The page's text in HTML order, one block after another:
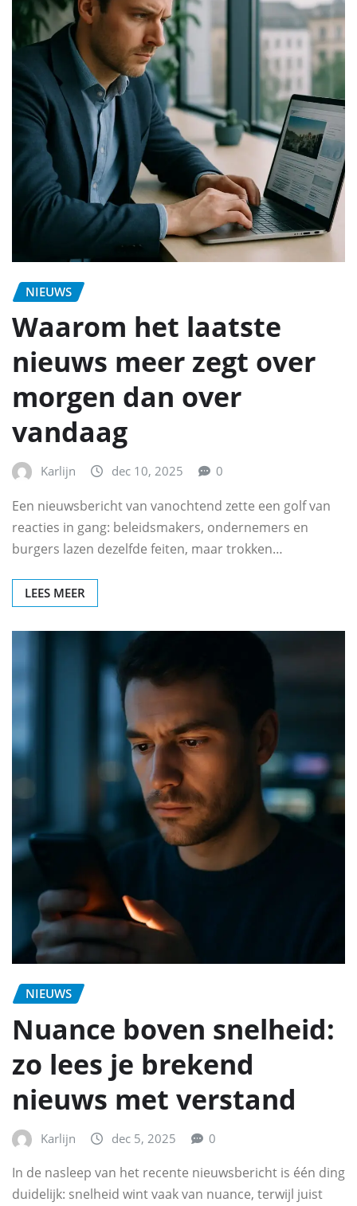
NIEUWS
Waarom het laatste
nieuws meer zegt over
morgen dan over
vandaag
Karlijn dec 10, 2025 0
Een nieuwsbericht van vanochtend zette een golf van
reacties in gang: beleidsmakers, ondernemers en
burgers lazen dezelfde feiten, maar trokken…
LEES MEER
NIEUWS
Nuance boven snelheid:
zo lees je brekend
nieuws met verstand
Karlijn dec 5, 2025 0
In de nasleep van het recente nieuwsbericht is één ding
duidelijk: snelheid wint vaak van nuance, terwijl juist